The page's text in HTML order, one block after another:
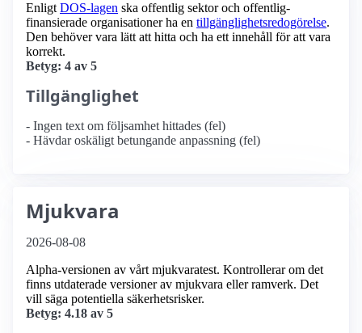
Enligt DOS-lagen ska offentlig sektor och offentlig­
finansierade organisationer ha en tillgänglighets­redogörelse.
Den behöver vara lätt att hitta och ha ett innehåll för att vara
korrekt.
Betyg: 4 av 5
Tillgänglighet
- Ingen text om följsamhet hittades (fel)
- Hävdar oskäligt betungande anpassning (fel)
Mjukvara
2026-08-08
Alpha-versionen av vårt mjukvaratest. Kontrollerar om det
finns utdaterade versioner av mjukvara eller ramverk. Det
vill säga potentiella säkerhetsrisker.
Betyg: 4.18 av 5